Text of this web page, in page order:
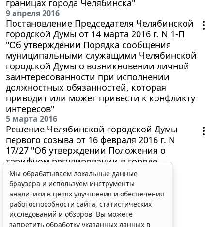
границах города Челябинска"
9 апреля 2016
Постановление Председателя Челябинской
городской Думы от 14 марта 2016 г. N 1-П
"Об утверждении Порядка сообщения
муниципальными служащими Челябинской
городской Думы о возникновении личной
заинтересованности при исполнении
должностных обязанностей, которая
приводит или может привести к конфликту
интересов"
5 марта 2016
Решение Челябинской городской Думы
первого созыва от 16 февраля 2016 г. N
17/27 "Об утверждении Положения о
тарифном регулировании в городе
Челябинске"
Показать еще материалы
Мы обрабатываем локальные данные
браузера и используем инструменты
аналитики в целях улучшения и обеспечения
работоспособности сайта, статистических
исследований и обзоров. Вы можете
запретить обработку указанных данных в